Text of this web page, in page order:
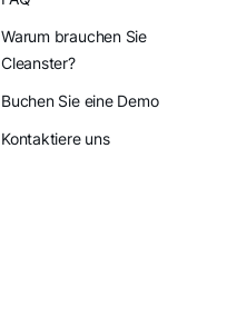
Warum brauchen Sie
Cleanster?
Buchen Sie eine Demo
Kontaktiere uns